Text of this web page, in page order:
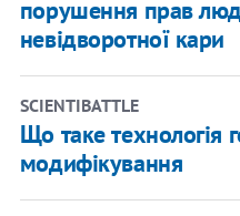
порушення прав
невідворотної кари
SCIENTIBATTLE
Що таке технологія
модифікування